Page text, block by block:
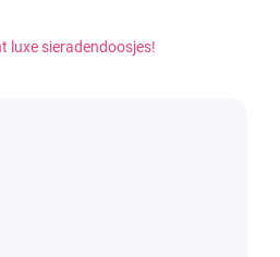
luxe sieradendoosjes!